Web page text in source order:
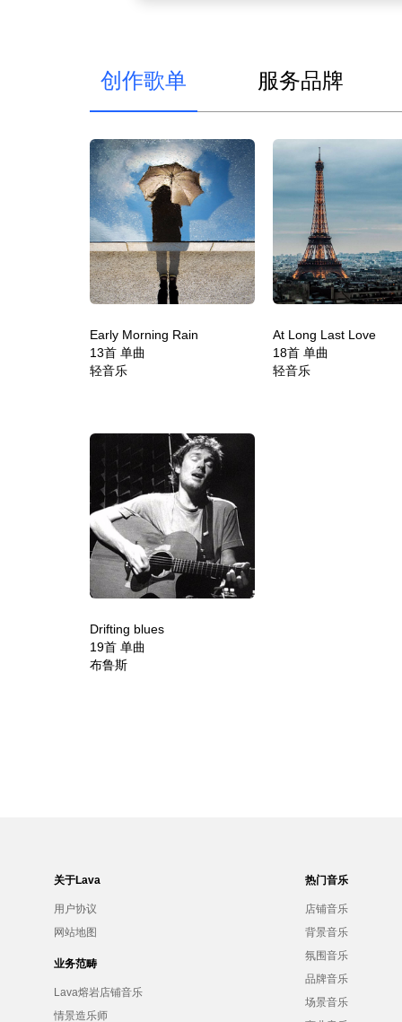
创作歌单 服务品牌
Early Morning Rain
13首 单曲
轻音乐
At Long Last Love
18首 单曲
轻音乐
Drifting blues
19首 单曲
布鲁斯
关于Lava
用户协议
网站地图
业务范畴
Lava熔岩店铺音乐
情景造乐师
热门音乐
店铺音乐
背景音乐
氛围音乐
品牌音乐
场景音乐